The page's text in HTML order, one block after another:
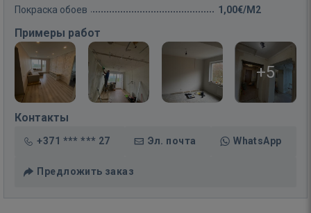
Покраска обоев 1,00€/M2
Примеры работ
+5
Контакты
+371 *** *** 27 Эл. почта WhatsApp
Предложить заказ